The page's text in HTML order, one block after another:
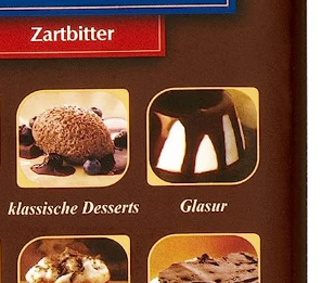
HOL DIR DEINEN GOLDHASEN
– zart schokoladig und goldig verpackt!
ROB'S CHIPS